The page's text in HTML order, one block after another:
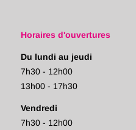
Horaires d'ouvertures
Du lundi au jeudi
7h30 - 12h00
13h00 - 17h30
Vendredi
7h30 - 12h00